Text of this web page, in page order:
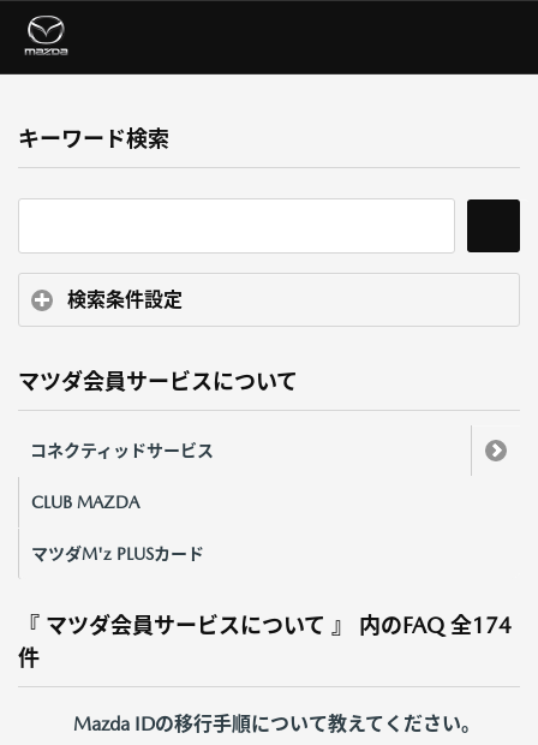
キーワード検索
検索条件設定
マツダ会員サービスについて
コネクティッドサービス
CLUB MAZDA
マツダM'z PLUSカード
『 マツダ会員サービスについて 』 内のFAQ 全174
件
Mazda IDの移行手順について教えてください。